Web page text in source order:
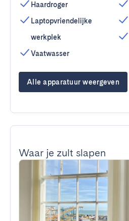
Haardroger
Laptopvriendelijke
werkplek
Vaatwasser
Alle apparatuur weergeven
Waar je zult slapen